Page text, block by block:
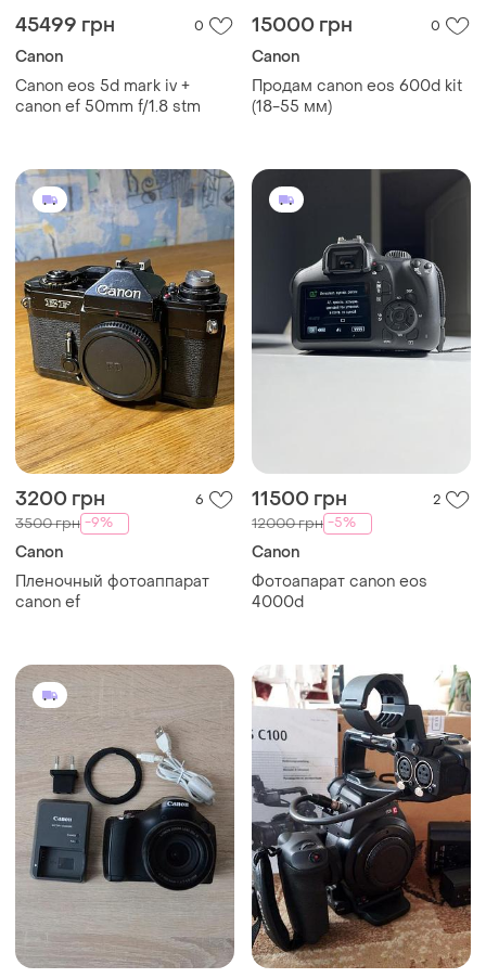
45499 грн 0
Canon
Canon eos 5d mark iv +
canon ef 50mm f/1.8 stm
15000 грн 0
Canon
Продам canon eos 600d kit
(18-55 мм)
3200 грн 6
3500 грн -9%
Canon
Пленочный фотоаппарат
canon ef
11500 грн 2
12000 грн -5%
Canon
Фотоапарат canon eos
4000d